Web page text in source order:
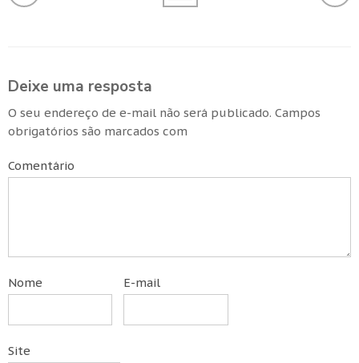
Deixe uma resposta
O seu endereço de e-mail não será publicado. Campos
obrigatórios são marcados com
Comentário
Nome E-mail
Site